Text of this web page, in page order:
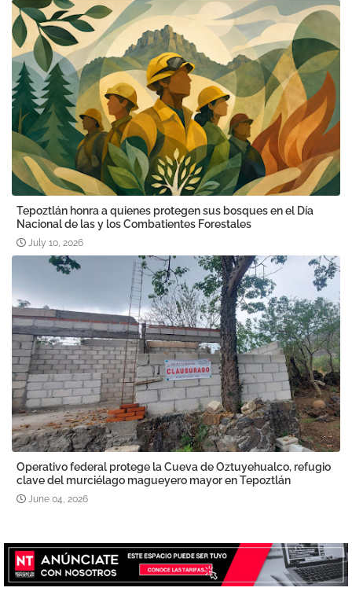
Tepoztlán honra a quienes protegen sus bosques en el Día
Nacional de las y los Combatientes Forestales
July 10, 2026
Operativo federal protege la Cueva de Oztuyehualco, refugio
clave del murciélago magueyero mayor en Tepoztlán
June 04, 2026